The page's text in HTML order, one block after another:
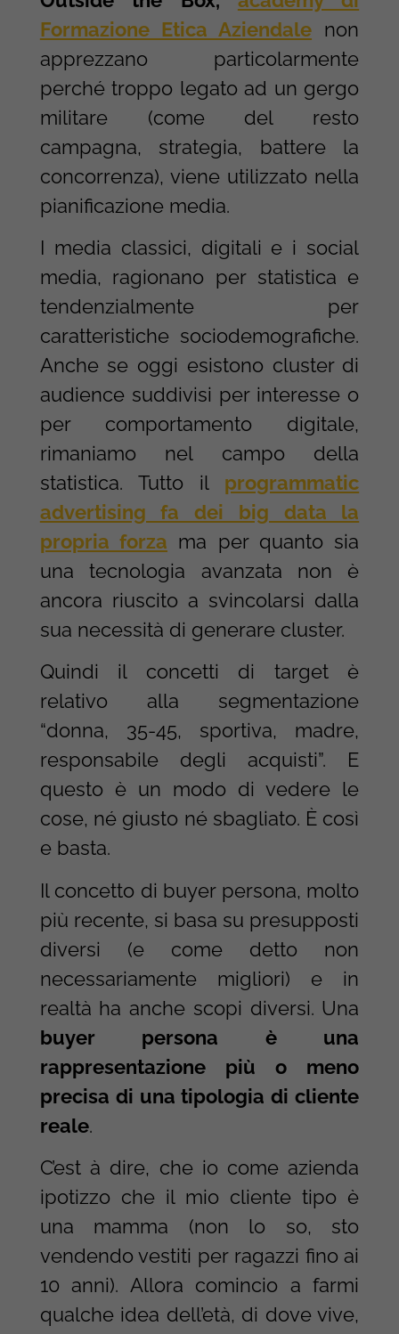
Formazione Etica Aziendale non
apprezzano particolarmente
perché troppo legato ad un gergo
militare (come del resto
campagna, strategia, battere la
concorrenza), viene utilizzato nella
pianificazione media.
I media classici, digitali e i social
media, ragionano per statistica e
tendenzialmente per
caratteristiche sociodemografiche.
Anche se oggi esistono cluster di
audience suddivisi per interesse o
per comportamento digitale,
rimaniamo nel campo della
statistica. Tutto il programmatic
advertising fa dei big data la
propria forza ma per quanto sia
una tecnologia avanzata non è
ancora riuscito a svincolarsi dalla
sua necessità di generare cluster.
Quindi il concetti di target è
relativo alla segmentazione
“donna, 35-45, sportiva, madre,
responsabile degli acquisti”. E
questo è un modo di vedere le
cose, né giusto né sbagliato. È così
e basta.
Il concetto di buyer persona, molto
più recente, si basa su presupposti
diversi (e come detto non
necessariamente migliori) e in
realtà ha anche scopi diversi. Una
buyer persona è una
rappresentazione più o meno
precisa di una tipologia di cliente
reale.
C’est à dire, che io come azienda
ipotizzo che il mio cliente tipo è
una mamma (non lo so, sto
vendendo vestiti per ragazzi fino ai
10 anni). Allora comincio a farmi
qualche idea dell’età, di dove vive,